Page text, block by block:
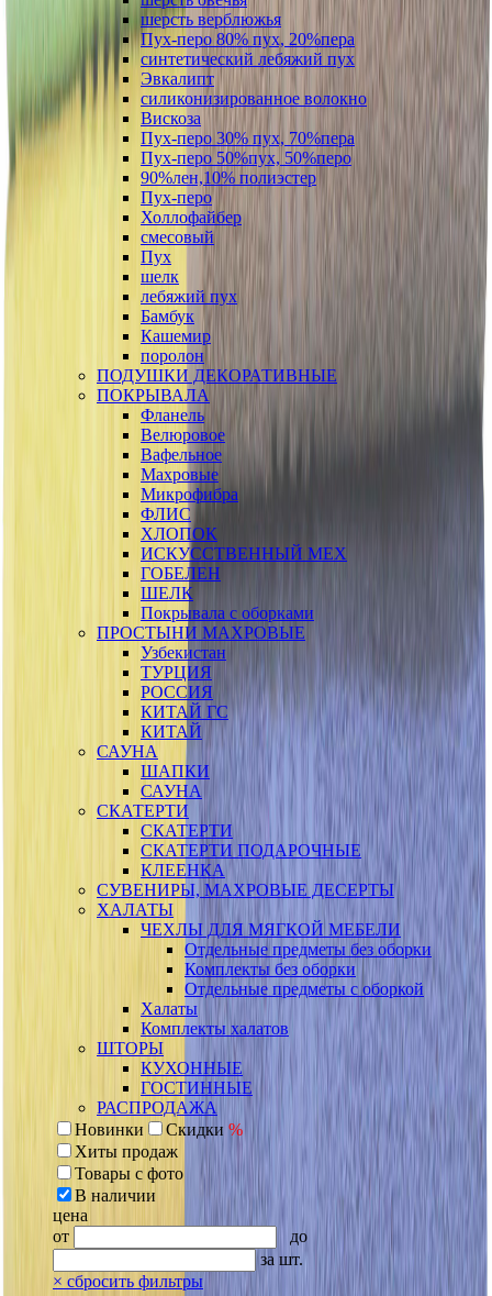
шерсть верблюжья
Пух-перо 80% пух, 20%пера
синтетический лебяжий пух
Эвкалипт
силиконизированное волокно
Вискоза
Пух-перо 30% пух, 70%пера
Пух-перо 50%пух, 50%перо
90%лен,10% полиэстер
Пух-перо
Холлофайбер
смесовый
Пух
шелк
лебяжий пух
Бамбук
Кашемир
поролон
ПОДУШКИ ДЕКОРАТИВНЫЕ
ПОКРЫВАЛА
Фланель
Велюровое
Вафельное
Махровые
Микрофибра
ФЛИС
ХЛОПОК
ИСКУССТВЕННЫЙ МЕХ
ГОБЕЛЕН
ШЕЛК
Покрывала с оборками
ПРОСТЫНИ МАХРОВЫЕ
Узбекистан
ТУРЦИЯ
РОССИЯ
КИТАЙ ГС
КИТАЙ
САУНА
ШАПКИ
САУНА
СКАТЕРТИ
СКАТЕРТИ
СКАТЕРТИ ПОДАРОЧНЫЕ
КЛЕЕНКА
СУВЕНИРЫ, МАХРОВЫЕ ДЕСЕРТЫ
ХАЛАТЫ
ЧЕХЛЫ ДЛЯ МЯГКОЙ МЕБЕЛИ
Отдельные предметы без оборки
Комплекты без оборки
Отдельные предметы с оборкой
Халаты
Комплекты халатов
ШТОРЫ
КУХОННЫЕ
ГОСТИННЫЕ
РАСПРОДАЖА
Новинки
Скидки %
Хиты продаж
Товары с фото
В наличии
цена
от
до
за шт.
× сбросить фильтры